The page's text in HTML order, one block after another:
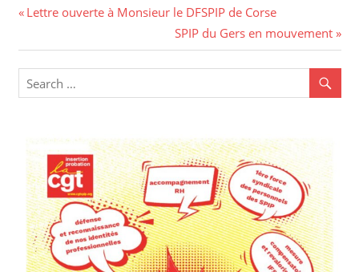
Navigation
de
l’article
Previous
Lettre ouverte à Monsieur le DFSPIP de Corse
Next
Post:
SPIP du Gers en mouvement